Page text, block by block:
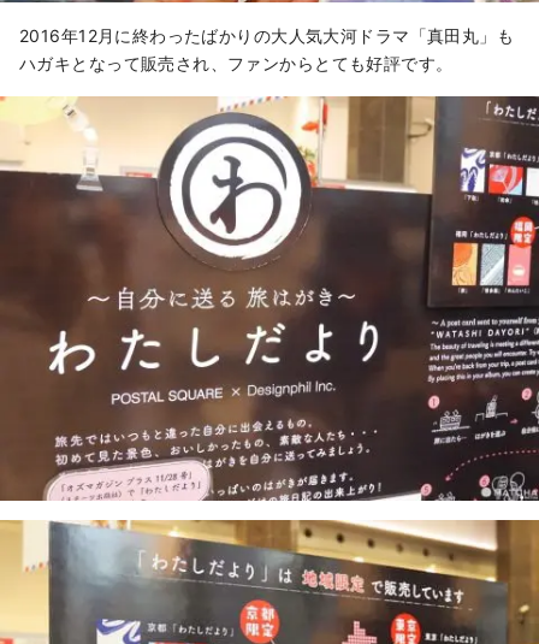
2016年12月に終わったばかりの大人気大河ドラマ「真田丸」も
ハガキとなって販売され、ファンからとても好評です。